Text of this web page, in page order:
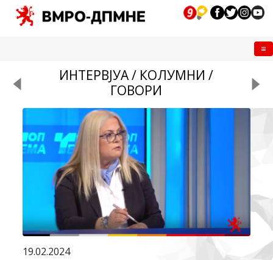
ИНТЕРВЈУА / КОЛУМНИ /
ГОВОРИ
19.02.2024